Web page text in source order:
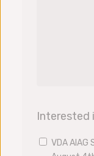
Interested
VDA AIAG